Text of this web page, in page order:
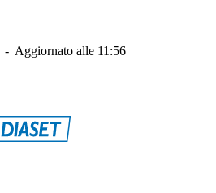
- Aggiornato alle 11:56